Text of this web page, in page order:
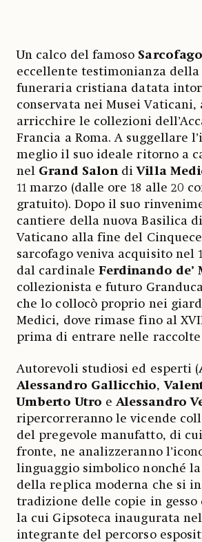
Un calco del famoso
eccellente testimonianza
funeraria cristiana datata
conservata nei Musei Vaticani,
arricchire le collezioni
Francia a Roma. A suggellare
meglio il suo ideale ritorno a
nel Grand SalondiVilla
11 marzo (dalle ore 18 alle 20
gratuito). Dopo il suo
cantiere della nuova Basilica
Vaticano alla fine del
sarcofago veniva acquisito nel
dal cardinale Ferdinando de’
collezionista e futuro
che lo collocò proprio nei
Medici, dove rimase fino al
prima di entrare nelle raccolte
Autorevoli studiosi ed esperti (
Alessandro Gallicchio,
Umberto Utro e Alessandro
ripercorreranno le vicende
del pregevole manufatto, di
fronte, ne analizzeranno
linguaggio simbolico nonché
della replica moderna che si
tradizione delle copie in
la cui Gipsoteca inaugurata
integrante del percorso